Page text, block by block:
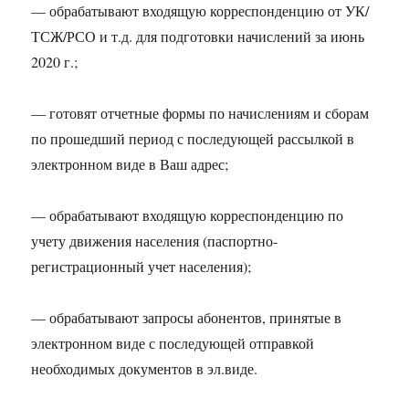
— обрабатывают входящую корреспонденцию от УК/
ТСЖ/РСО и т.д. для подготовки начислений за июнь
2020 г.;
— готовят отчетные формы по начислениям и сборам
по прошедший период с последующей рассылкой в
электронном виде в Ваш адрес;
— обрабатывают входящую корреспонденцию по
учету движения населения (паспортно-
регистрационный учет населения);
— обрабатывают запросы абонентов, принятые в
электронном виде с последующей отправкой
необходимых документов в эл.виде.